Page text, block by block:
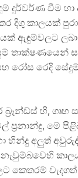
දුර්වර්ණ වීම
දිගු කාලයක්
ඇඳුම්වලට
තාක්ෂණයෙන්
රෝස රෙදි
හි, ගෘහ
ප්‍රනාන්දු, මේ
හින්දු අලුත්
කෙතරම් වැදගත්